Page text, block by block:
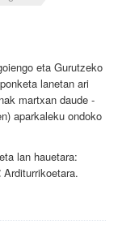
eta Gurutzeko
lanetan ari
martxan daude -
aparkaleku ondoko
lan hauetara: